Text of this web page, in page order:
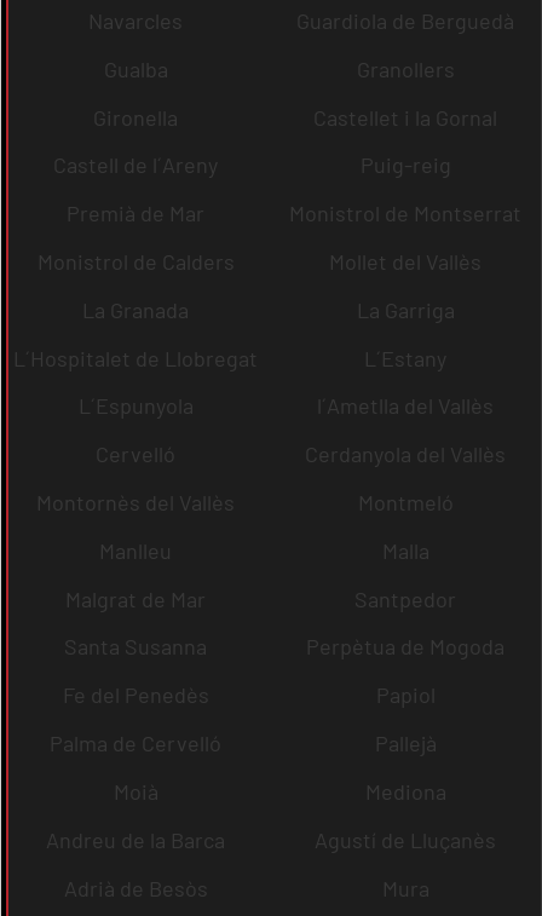
Navarcles
Guardiola de Berguedà
Gualba
Granollers
Gironella
Castellet i la Gornal
Castell de l´Areny
Puig-reig
Premià de Mar
Monistrol de Montserrat
Monistrol de Calders
Mollet del Vallès
La Granada
La Garriga
L´Hospitalet de Llobregat
L´Estany
L´Espunyola
l´Ametlla del Vallès
Cervelló
Cerdanyola del Vallès
Montornès del Vallès
Montmeló
Manlleu
Malla
Malgrat de Mar
Santpedor
Santa Susanna
Perpètua de Mogoda
Fe del Penedès
Papiol
Palma de Cervelló
Pallejà
Moià
Mediona
Andreu de la Barca
Agustí de Lluçanès
Adrià de Besòs
Mura